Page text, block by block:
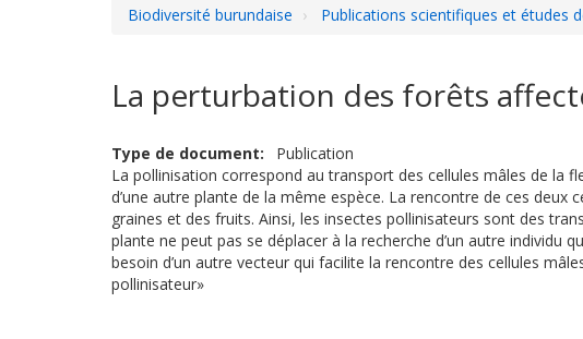
Biodiversité burundaise Publications scientifiques et études
La perturbation des forêts
Type de document
Publication
La pollinisation correspond au transport des cellules mâles de la
d’une autre plante de la même espèce. La rencontre de ces deux
graines et des fruits. Ainsi, les insectes pollinisateurs sont des
plante ne peut pas se déplacer à la recherche d’un autre individu
besoin d’un autre vecteur qui facilite la rencontre des cellules
pollinisateur»